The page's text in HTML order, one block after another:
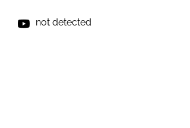
not detected